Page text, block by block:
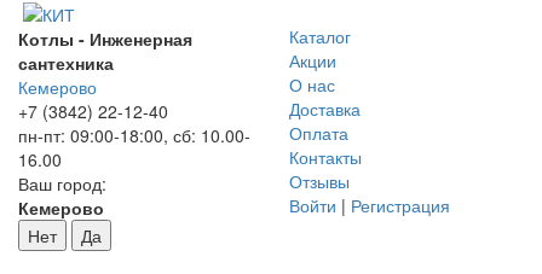
Котлы - Инженерная
сантехника
Кемерово
+7 (3842) 22-12-40
пн-пт: 09:00-18:00, сб: 10.00-
16.00
Ваш город:
Кемерово
Нет
Да
Каталог
Акции
О нас
Доставка
Оплата
Контакты
Отзывы
Войти | Регистрация